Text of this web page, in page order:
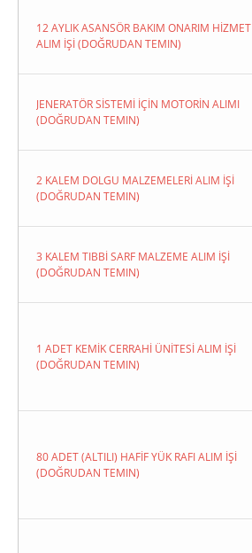
12 AYLIK ASANSÖR BAKIM ONARIM HİZMET
ALIM İŞİ (DOĞRUDAN TEMIN)
JENERATÖR SİSTEMİ İÇİN MOTORİN ALIMI
(DOĞRUDAN TEMIN)
2 KALEM DOLGU MALZEMELERİ ALIM İŞİ
(DOĞRUDAN TEMIN)
3 KALEM TIBBİ SARF MALZEME ALIM İŞİ
(DOĞRUDAN TEMIN)
1 ADET KEMİK CERRAHİ ÜNİTESİ ALIM İŞİ
(DOĞRUDAN TEMIN)
80 ADET (ALTILI) HAFİF YÜK RAFI ALIM İŞİ
(DOĞRUDAN TEMIN)